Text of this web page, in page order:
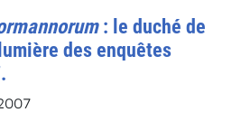
: le duché de
des enquêtes